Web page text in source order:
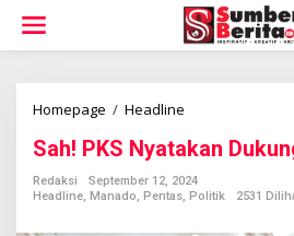
w
Homepage / Headline
h
P
Sah! PKS Nyatakan
Redaksi
September 12, 2024
Headline, Manado, Pentas, Politik 2531